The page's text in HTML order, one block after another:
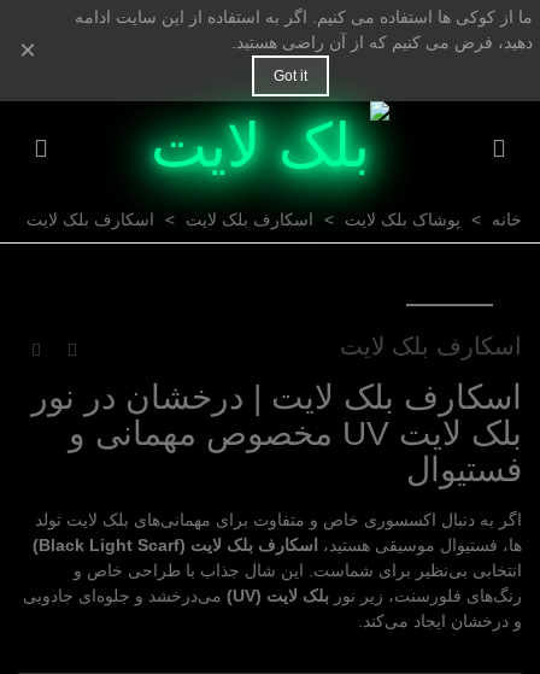
ما از کوکی ها استفاده می کنیم. اگر به استفاده از این سایت ادامه
دهید، فرض می کنیم که از آن راضی هستید.
Got it
×
خانه > پوشاک بلک لایت > اسکارف بلک لایت > اسکارف بلک لایت
اسکارف بلک لایت
اسکارف بلک لایت | درخشان در نور
بلک لایت UV مخصوص مهمانی و
فستیوال
اگر به دنبال اکسسوری خاص و متفاوت برای مهمانی‌های بلک لایت تولد
ها، فستیوال موسیقی هستید،
اسکارف بلک لایت (Black Light Scarf)
انتخابی بی‌نظیر برای شماست. این شال جذاب با طراحی خاص و
رنگ‌های فلورسنت، زیر نور بلک لایت (UV)
می‌درخشد و جلوه‌ای جادویی
و درخشان ایجاد می‌کند.